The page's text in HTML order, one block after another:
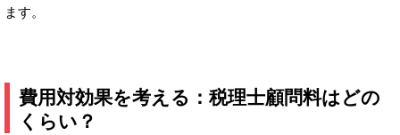
ます。
費用対効果を考える：税理士顧問料はどの
くらい？